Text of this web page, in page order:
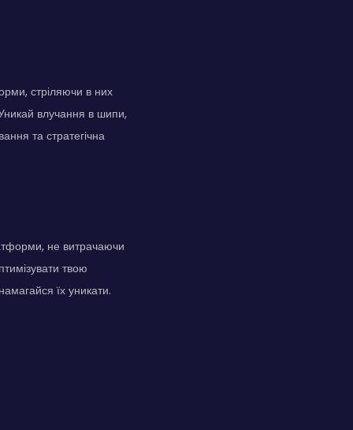
стріляючи в них
влучання в шипи,
та стратегічна
не витрачаючи
твою
їх уникати.